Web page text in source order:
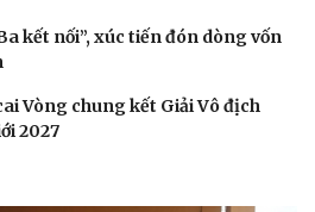
kết nối”, xúc tiến đón dòng vốn
Vòng chung kết Giải Vô địch
2027